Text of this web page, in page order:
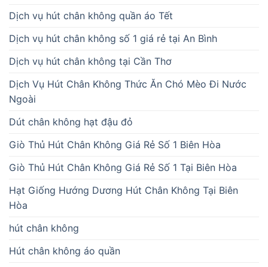
Dịch vụ hút chân không quần áo Tết
Dịch vụ hút chân không số 1 giá rẻ tại An Bình
Dịch vụ hút chân không tại Cần Thơ
Dịch Vụ Hút Chân Không Thức Ăn Chó Mèo Đi Nước
Ngoài
Dút chân không hạt đậu đỏ
Giò Thủ Hút Chân Không Giá Rẻ Số 1 Biên Hòa
Giò Thủ Hút Chân Không Giá Rẻ Số 1 Tại Biên Hòa
Hạt Giống Hướng Dương Hút Chân Không Tại Biên
Hòa
hút chân không
Hút chân không áo quần